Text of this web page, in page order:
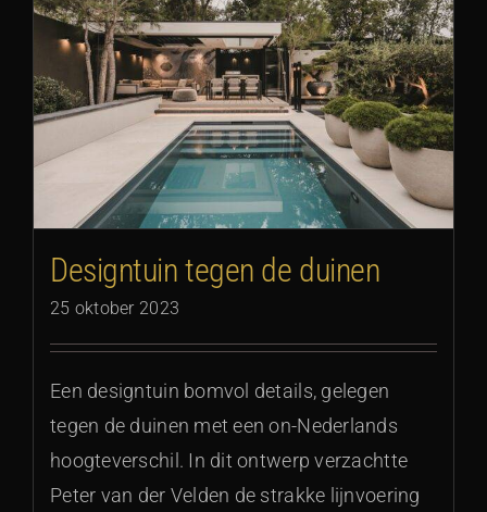
Designtuin tegen de duinen
25 oktober 2023
Een designtuin bomvol details, gelegen
tegen de duinen met een on-Nederlands
hoogteverschil. In dit ontwerp verzachtte
Peter van der Velden de strakke lijnvoering